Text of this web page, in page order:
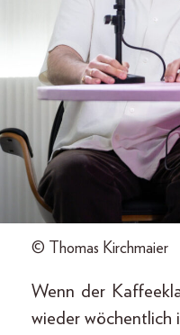
© Thomas Kirchmaier
Wenn der
wieder wöchentlich